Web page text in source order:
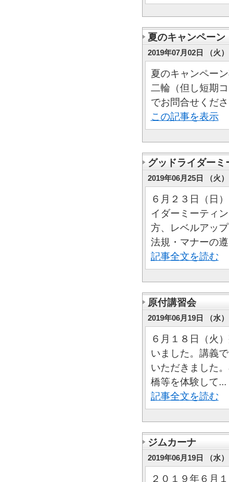
夏のキャンペーン
2019年07月02日 （火
夏のキャンペー
二輪（但し短期
でお問合せくだ
この記事を表示
グッドライダー
2019年06月25日 （火
６月２３日（日
イダーミーティ
方、レベルアッ
法規・マナーの
記事全文を読む
原付講習会
2019年06月19日 （水
６月１８日（火
いました。講義
いただきました
橋等を体験して...
記事全文を読む
ジムカーナ
2019年06月19日 （水
２０１９年６月